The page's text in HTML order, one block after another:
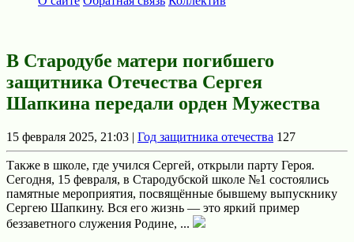
В Стародубе матери погибшего
защитника Отечества Сергея
Шапкина передали орден Мужества
15 февраля 2025, 21:03 | Год защитника отечества 127
Также в школе, где учился Сергей, открыли парту Героя.
Сегодня, 15 февраля, в Стародубской школе №1 состоялись
памятные мероприятия, посвящённые бывшему выпускнику
Сергею Шапкину. Вся его жизнь — это яркий пример
беззаветного служения Родине, ...